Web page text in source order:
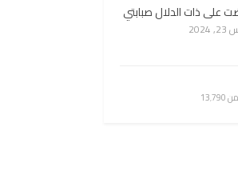
على ذات الدلال صبابتي